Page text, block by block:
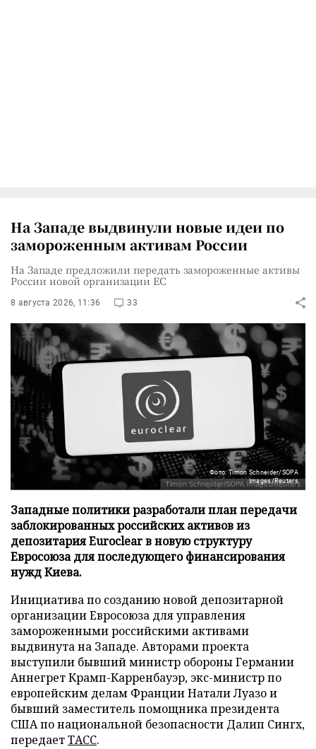
На Западе выдвинули новые идеи по
замороженным активам России
На Западе предложили передать замороженные активы
России новой организации ЕС
8 августа 2026, 11:36 33
Фото: Timon Schneider/SOPA
Images/Reuters
Западные политики разработали план передачи
заблокированных российских активов из
депозитария Euroclear в новую структуру
Евросоюза для последующего финансирования
нужд Киева.
Инициатива по созданию новой депозитарной
организации Евросоюза для управления
замороженными российскими активами
выдвинута на Западе. Авторами проекта
выступили бывший министр обороны Германии
Аннегрет Крамп-Карренбауэр, экс-министр по
европейским делам Франции Натали Луазо и
бывший заместитель помощника президента
США по национальной безопасности Далип Сингх,
передаетТАСС.